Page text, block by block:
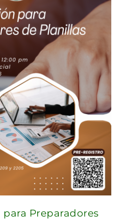
Preparadores